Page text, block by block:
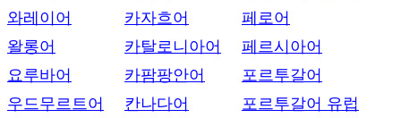
와레이어
왈롱어
요루바어
우드무르트어
카자흐어
카탈로니아어
카팜팡안어
칸나다어
페로어
페르시아어
포르투갈어
포르투갈어 유럽